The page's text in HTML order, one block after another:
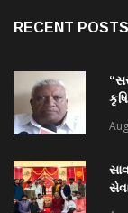
RECENT